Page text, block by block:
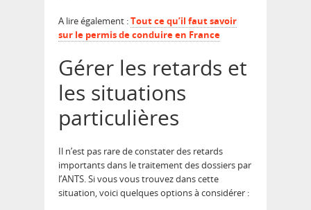
A lire également :Tout ce qu’il faut savoir
sur le permis de conduire en France
Gérer les retards et
les situations
particulières
Il n’est pas rare de constater des retards
importants dans le traitement des dossiers par
l’ANTS. Si vous vous trouvez dans cette
situation, voici quelques options à considérer :